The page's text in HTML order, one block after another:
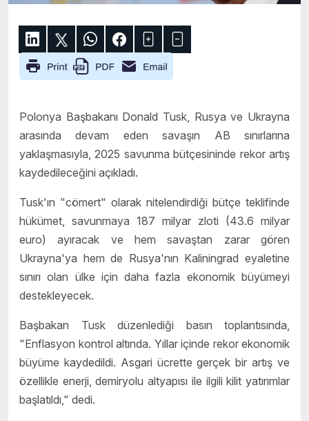
Polonya Başbakanı Donald Tusk, Rusya ve Ukrayna
arasında devam eden savaşın AB sınırlarına
yaklaşmasıyla, 2025 savunma bütçesininde rekor artış
kaydedileceğini açıkladı.
Tusk'ın "cömert" olarak nitelendirdiği bütçe teklifinde
hükümet, savunmaya 187 milyar zloti (43.6 milyar
euro) ayıracak ve hem savaştan zarar gören
Ukrayna'ya hem de Rusya'nın Kaliningrad eyaletine
sınırı olan ülke için daha fazla ekonomik büyümeyi
destekleyecek.
Başbakan Tusk düzenlediği basın toplantısında,
"Enflasyon kontrol altında. Yıllar içinde rekor ekonomik
büyüme kaydedildi. Asgari ücrette gerçek bir artış ve
özellikle enerji, demiryolu altyapısı ile ilgili kilit yatırımlar
başlatıldı," dedi.